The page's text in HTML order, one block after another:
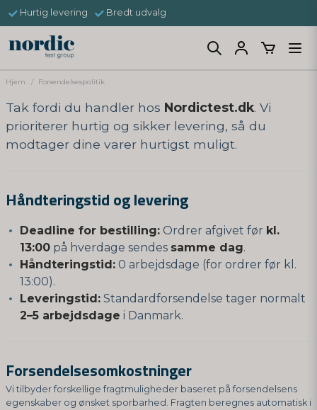
Hurtig levering Bredt udvalg
Hjem Forsendelsespolitik
Tak fordi du handler hos Nordictest.dk. Vi
prioriterer hurtig og sikker levering, så du
modtager dine varer hurtigst muligt.
Håndteringstid og levering
Deadline for bestilling: Ordrer afgivet før kl.
13:00 på hverdage sendes samme dag.
Håndteringstid: 0 arbejdsdage (for ordrer før kl.
13:00).
Leveringstid: Standardforsendelse tager normalt
2–5 arbejdsdage i Danmark.
Forsendelsesomkostninger
Vi tilbyder forskellige fragtmuligheder baseret på forsendelsens
egenskaber og ønsket sporbarhed. Fragten beregnes automatisk i